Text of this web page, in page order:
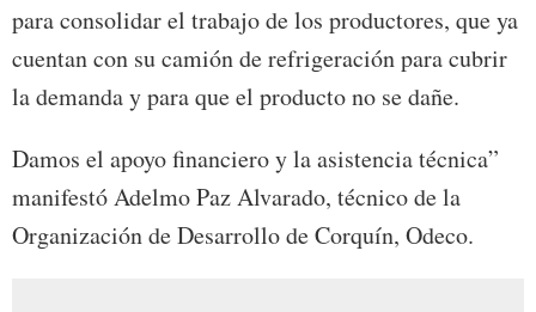
para consolidar el trabajo de los productores, que ya
cuentan con su camión de refrigeración para cubrir
la demanda y para que el producto no se dañe.
Damos el apoyo financiero y la asistencia técnica”
manifestó Adelmo Paz Alvarado, técnico de la
Organización de Desarrollo de Corquín, Odeco.